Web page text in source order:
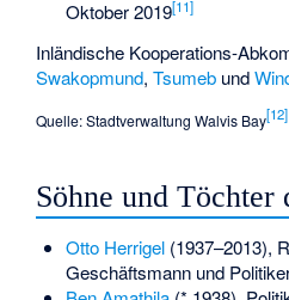
Oktober 2019[11]
Inländische Kooperations-
Swakopmund,Tsumeb und
Quelle: Stadtverwaltung Walvis Bay[12]
Söhne und Töchter
Otto Herrigel(1937–2013),
Geschäftsmann und